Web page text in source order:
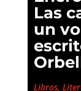
Las
un
Libros,